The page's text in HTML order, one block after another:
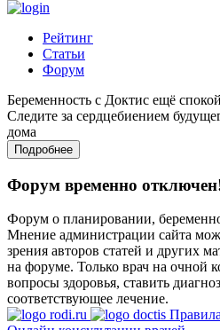
Рейтинг
Статьи
Форум
Беременность с Доктис ещё
Следите за сердцебиением
дома
Подробнее
Форум временно
Форум о планировании,
Мнение администрации сайта
зрения авторов статей и других
на форуме. Только врач на очной
вопросы здоровья, ставить
соответствующее лечение.